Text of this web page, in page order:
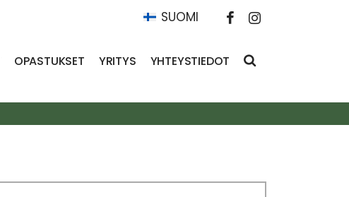
SUOMI
OPASTUKSET YRITYS YHTEYSTIEDOT